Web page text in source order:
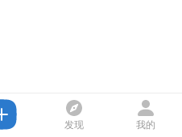
发现 我的